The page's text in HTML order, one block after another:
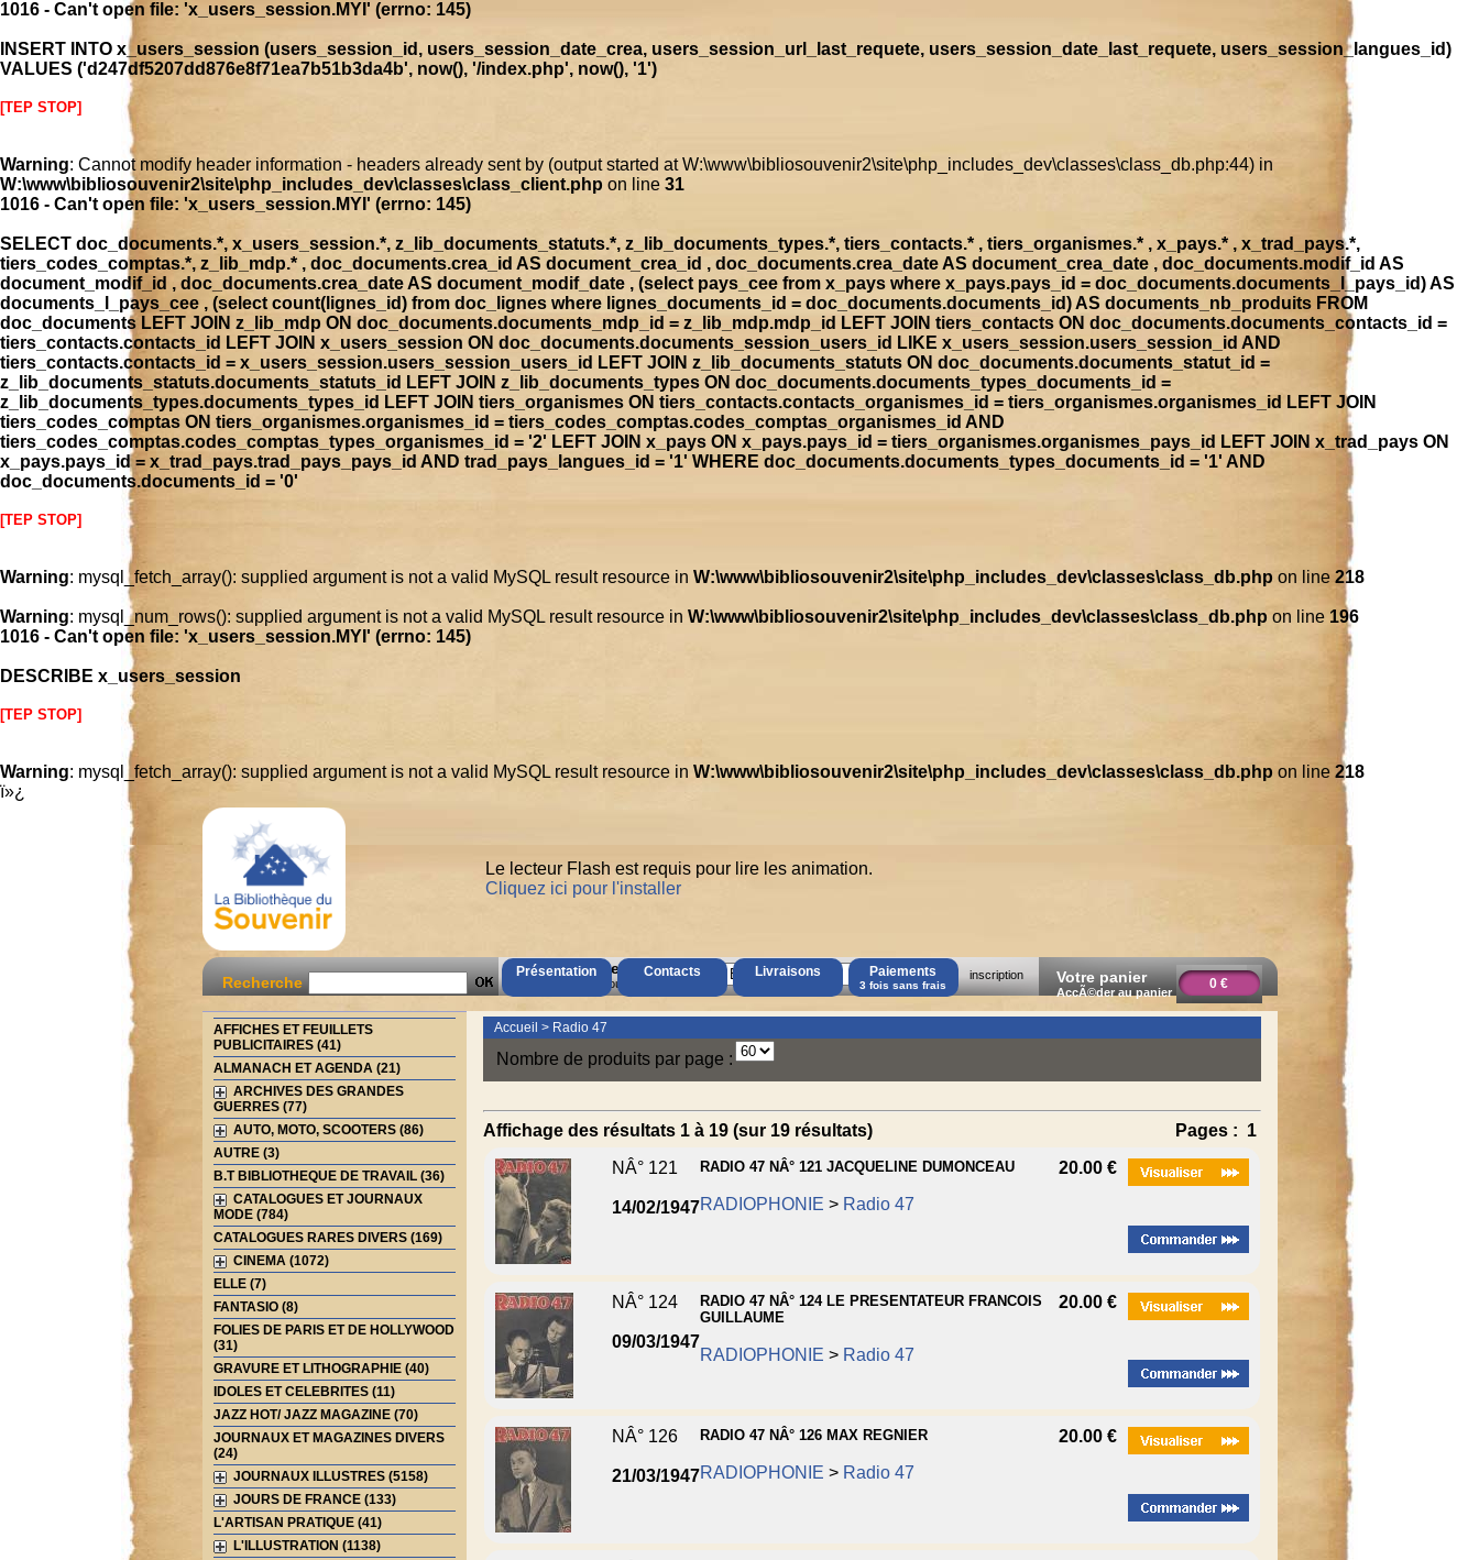
1016 - Can't open file: 'x_users_session.MYI' (errno: 145)
INSERT INTO x_users_session (users_session_id, users_session_date_crea, users_session_url_last_requete, users_session_date_last_requete, users_session_langues_id)
VALUES ('d247df5207dd876e8f71ea7b51b3da4b', now(), '/index.php', now(), '1')
[TEP STOP]
Warning: Cannot modify header information - headers already sent by (output started at W:\www\bibliosouvenir2\site\php_includes_dev\classes\class_db.php:44) in
W:\www\bibliosouvenir2\site\php_includes_dev\classes\class_client.php on line 31
1016 - Can't open file: 'x_users_session.MYI' (errno: 145)
SELECT doc_documents.*, x_users_session.*, z_lib_documents_statuts.*, z_lib_documents_types.*, tiers_contacts.* , tiers_organismes.* , x_pays.* , x_trad_pays.*,
tiers_codes_comptas.*, z_lib_mdp.* , doc_documents.crea_id AS document_crea_id , doc_documents.crea_date AS document_crea_date , doc_documents.modif_id AS
document_modif_id , doc_documents.crea_date AS document_modif_date , (select pays_cee from x_pays where x_pays.pays_id = doc_documents.documents_l_pays_id) AS
documents_l_pays_cee , (select count(lignes_id) from doc_lignes where lignes_documents_id = doc_documents.documents_id) AS documents_nb_produits FROM
doc_documents LEFT JOIN z_lib_mdp ON doc_documents.documents_mdp_id = z_lib_mdp.mdp_id LEFT JOIN tiers_contacts ON doc_documents.documents_contacts_id =
tiers_contacts.contacts_id LEFT JOIN x_users_session ON doc_documents.documents_session_users_id LIKE x_users_session.users_session_id AND
tiers_contacts.contacts_id = x_users_session.users_session_users_id LEFT JOIN z_lib_documents_statuts ON doc_documents.documents_statut_id =
z_lib_documents_statuts.documents_statuts_id LEFT JOIN z_lib_documents_types ON doc_documents.documents_types_documents_id =
z_lib_documents_types.documents_types_id LEFT JOIN tiers_organismes ON tiers_contacts.contacts_organismes_id = tiers_organismes.organismes_id LEFT JOIN
tiers_codes_comptas ON tiers_organismes.organismes_id = tiers_codes_comptas.codes_comptas_organismes_id AND
tiers_codes_comptas.codes_comptas_types_organismes_id = '2' LEFT JOIN x_pays ON x_pays.pays_id = tiers_organismes.organismes_pays_id LEFT JOIN x_trad_pays ON
x_pays.pays_id = x_trad_pays.trad_pays_pays_id AND trad_pays_langues_id = '1' WHERE doc_documents.documents_types_documents_id = '1' AND
doc_documents.documents_id = '0'
[TEP STOP]
Warning: mysql_fetch_array(): supplied argument is not a valid MySQL result resource in W:\www\bibliosouvenir2\site\php_includes_dev\classes\class_db.php on line 218
Warning: mysql_num_rows(): supplied argument is not a valid MySQL result resource in W:\www\bibliosouvenir2\site\php_includes_dev\classes\class_db.php on line 196
1016 - Can't open file: 'x_users_session.MYI' (errno: 145)
DESCRIBE x_users_session
[TEP STOP]
Warning: mysql_fetch_array(): supplied argument is not a valid MySQL result resource in W:\www\bibliosouvenir2\site\php_includes_dev\classes\class_db.php on line 218
ï»¿
Présentation Contacts Livraisons Paiements
3 fois sans frais
Le lecteur Flash est requis pour lire les animation.
Cliquez ici pour l'installer
Recherche
AccÃ¨s Client
Mot de passe oubliÃ© ?
inscription Votre panier
AccÃ©der au panier
0 €
AFFICHES ET FEUILLETS
PUBLICITAIRES (41)
ALMANACH ET AGENDA (21)
ARCHIVES DES GRANDES
GUERRES (77)
AUTO, MOTO, SCOOTERS (86)
AUTRE (3)
B.T BIBLIOTHEQUE DE TRAVAIL (36)
CATALOGUES ET JOURNAUX
MODE (784)
CATALOGUES RARES DIVERS (169)
CINEMA (1072)
ELLE (7)
FANTASIO (8)
FOLIES DE PARIS ET DE HOLLYWOOD
(31)
GRAVURE ET LITHOGRAPHIE (40)
IDOLES ET CELEBRITES (11)
JAZZ HOT/ JAZZ MAGAZINE (70)
JOURNAUX ET MAGAZINES DIVERS
(24)
JOURNAUX ILLUSTRES (5158)
JOURS DE FRANCE (133)
L'ARTISAN PRATIQUE (41)
L'ILLUSTRATION (1138)
Accueil > Radio 47
Nombre de produits par page :
Affichage des résultats 1 à 19 (sur 19 résultats) Pages : 1
NÂ° 121
14/02/1947
RADIO 47 NÂ° 121 JACQUELINE DUMONCEAU
RADIOPHONIE > Radio 47
20.00 €
NÂ° 124
09/03/1947
RADIO 47 NÂ° 124 LE PRESENTATEUR FRANCOIS
GUILLAUME
RADIOPHONIE > Radio 47
20.00 €
NÂ° 126
21/03/1947
RADIO 47 NÂ° 126 MAX REGNIER
RADIOPHONIE > Radio 47
20.00 €